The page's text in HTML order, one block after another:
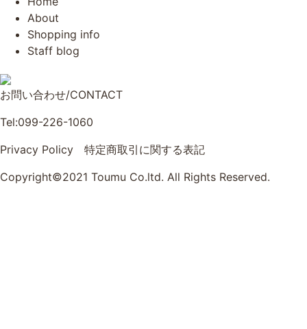
About
Shopping info
Staff blog
お問い合わせ/CONTACT
Tel:099-226-1060
Privacy Policy
特定商取引に関する表記
Copyright©2021 Toumu Co.ltd. All Rights Reserved.